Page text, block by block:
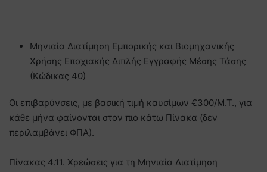
Μηνιαία Διατίμηση Εμπορικής και Βιομηχανικής
Χρήσης Εποχιακής Διπλής Εγγραφής Μέσης Τάσης
(Κώδικας 40)
Oι επιβαρύνσεις, με βασική τιμή καυσίμων €300/Μ.Τ., για
κάθε μήνα φαίνονται στον πιο κάτω Πίνακα (δεν
περιλαμβάνει ΦΠΑ).
Πίνακας 4.11. Χρεώσεις για τη Μηνιαία Διατίμηση